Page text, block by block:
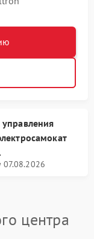
07.08.2026
центра